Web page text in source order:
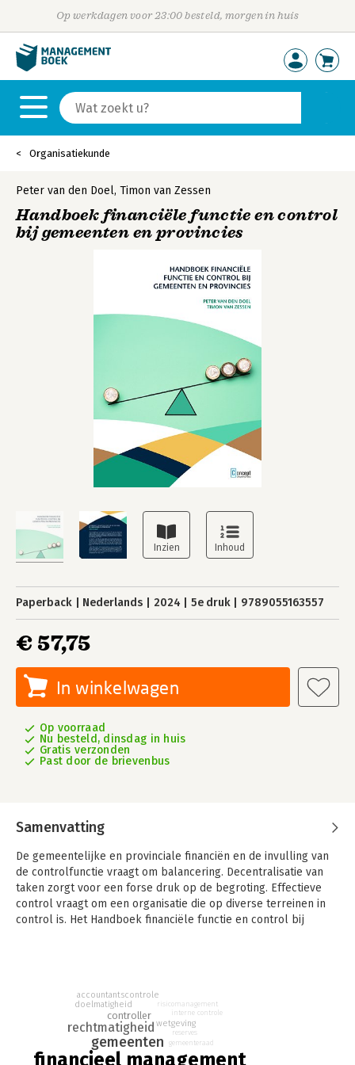
Op werkdagen voor 23:00 besteld, morgen in huis
Organisatiekunde
Peter van den Doel, Timon van Zessen
Handboek financiële functie en control
bij gemeenten en provincies
Paperback Nederlands 2024 5e druk 9789055163557
€ 57,75
In winkelwagen
Op voorraad
Nu besteld, dinsdag in huis
Gratis verzonden
Past door de brievenbus
Samenvatting
De gemeentelijke en provinciale financiën en de invulling van
de controlfunctie vraagt om balancering. Decentralisatie van
taken zorgt voor een forse druk op de begroting. Effectieve
control vraagt om een organisatie die op diverse terreinen in
control is. Het Handboek financiële functie en control bij
Het handboek is geschikt voor (toekomstige) financieel
deskundige ambtenaren en control. Het boek bevat wettelijke
regelingen en praktische vertalingen. Die praktijk blijkt in veel
gevallen weerbarstiger te zijn dan de theorie. Dat komt vooral
door de veelheid aan regelgeving op rijks- en lokaal niveau.
financieel management
gemeenten
rechtmatigheid
controller
wetgeving
doelmatigheid
accountantscontrole
reserves
risicomanagement
gemeenteraad
interne controle